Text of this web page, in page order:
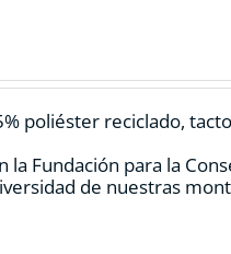
poliéster reciclado,
Fundación para la
de nuestras